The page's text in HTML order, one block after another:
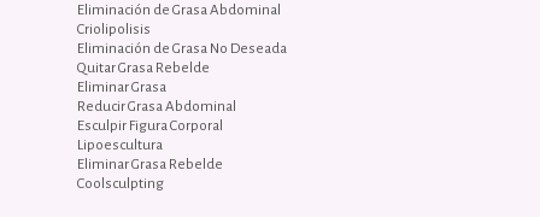
Eliminación de Grasa Abdominal
Criolipolisis
Eliminación de Grasa No Deseada
Quitar Grasa Rebelde
Eliminar Grasa
Reducir Grasa Abdominal
Esculpir Figura Corporal
Lipoescultura
Eliminar Grasa Rebelde
Coolsculpting